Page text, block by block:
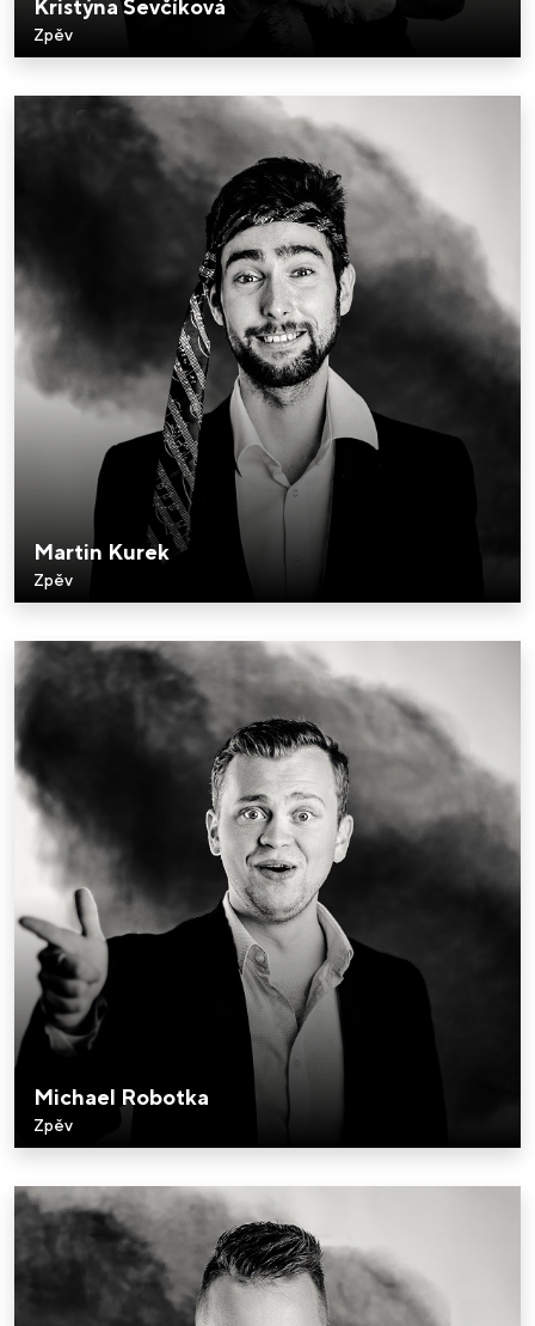
Kristýna Ševčíková
Zpěv
Martin Kurek
Zpěv
Michael Robotka
Zpěv